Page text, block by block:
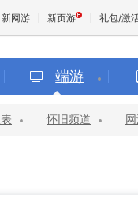
新网游 新页游 礼包/激
端游
怀旧频道